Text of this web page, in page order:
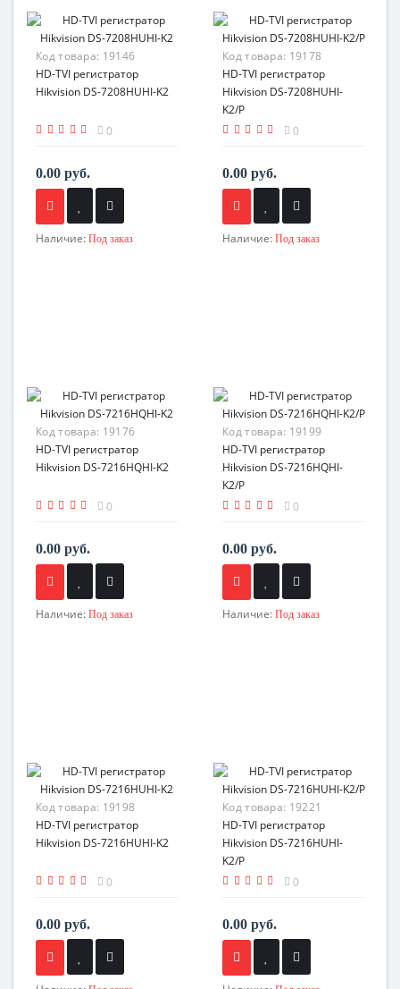
Код товара: 19146
HD-TVI регистратор
Hikvision DS-7208HUHI-K2
0
0.00 руб.
Наличие: Под заказ
Код товара: 19178
HD-TVI регистратор
Hikvision DS-7208HUHI-
K2/P
0
0.00 руб.
Наличие: Под заказ
Код товара: 19176
HD-TVI регистратор
Hikvision DS-7216HQHI-K2
0
0.00 руб.
Наличие: Под заказ
Код товара: 19199
HD-TVI регистратор
Hikvision DS-7216HQHI-
K2/P
0
0.00 руб.
Наличие: Под заказ
Код товара: 19198
HD-TVI регистратор
Hikvision DS-7216HUHI-K2
0
0.00 руб.
Код товара: 19221
HD-TVI регистратор
Hikvision DS-7216HUHI-
K2/P
0
0.00 руб.